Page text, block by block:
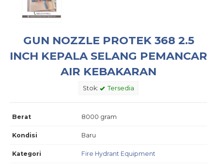
GUN NOZZLE PROTEK 368 2.5
INCH KEPALA SELANG PEMANCAR
AIR KEBAKARAN
Stok: Tersedia
Berat 8000 gram
Kondisi Baru
Kategori Fire Hydrant Equipment